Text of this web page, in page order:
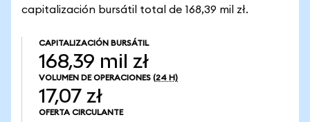
capitalización bursátil total de 168,39 mil zł.
CAPITALIZACIÓN BURSÁTIL
168,39 mil zł
VOLUMEN DE OPERACIONES (24 H)
17,07 zł
OFERTA CIRCULANTE